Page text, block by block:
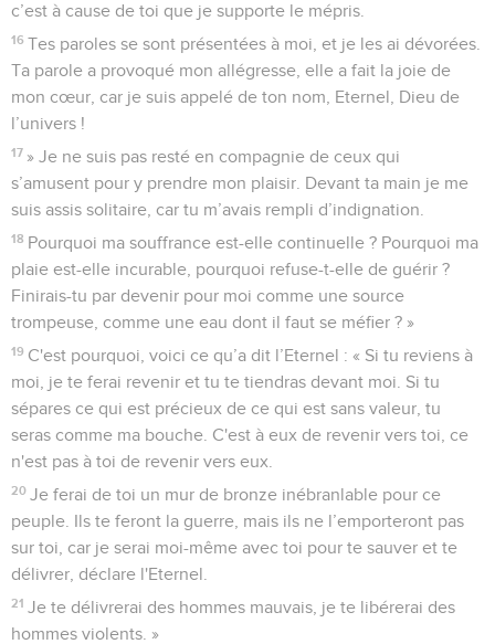
c’est à cause de toi que je supporte le mépris.
16 Tes paroles se sont présentées à moi, et je les ai dévorées.
Ta parole a provoqué mon allégresse, elle a fait la joie de
mon cœur, car je suis appelé de ton nom, Eternel, Dieu de
l’univers !
17 » Je ne suis pas resté en compagnie de ceux qui
s’amusent pour y prendre mon plaisir. Devant ta main je me
suis assis solitaire, car tu m’avais rempli d’indignation.
18 Pourquoi ma souffrance est-elle continuelle ? Pourquoi ma
plaie est-elle incurable, pourquoi refuse-t-elle de guérir ?
Finirais-tu par devenir pour moi comme une source
trompeuse, comme une eau dont il faut se méfier ? »
19 C'est pourquoi, voici ce qu’a dit l’Eternel : « Si tu reviens à
moi, je te ferai revenir et tu te tiendras devant moi. Si tu
sépares ce qui est précieux de ce qui est sans valeur, tu
seras comme ma bouche. C'est à eux de revenir vers toi, ce
n'est pas à toi de revenir vers eux.
20 Je ferai de toi un mur de bronze inébranlable pour ce
peuple. Ils te feront la guerre, mais ils ne l’emporteront pas
sur toi, car je serai moi-même avec toi pour te sauver et te
délivrer, déclare l'Eternel.
21 Je te délivrerai des hommes mauvais, je te libérerai des
hommes violents. »